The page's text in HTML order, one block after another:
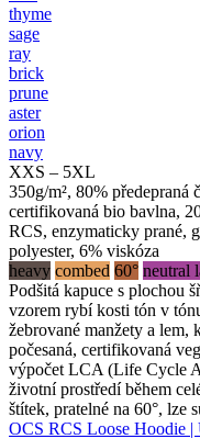
thyme
sage
ray
brick
prune
aster
orion
navy
XXS – 5XL
350g/m², 80% předepraná
certifikovaná bio bavlna,
RCS, enzymaticky prané,
polyester, 6% viskóza
heavy combed 60° neutral
Podšitá kapuce s plochou
vzorem rybí kosti tón v
žebrované manžety a lem,
počesaná, certifikovaná
výpočet LCA (Life Cycle
životní prostředí během
štítek, pratelné na 60°, lze
OCS RCS Loose Hoodie |